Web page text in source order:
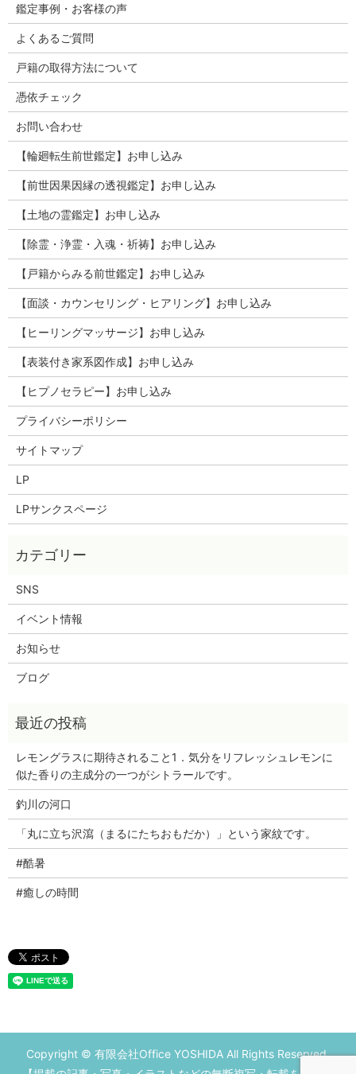
鑑定事例・お客様の声
よくあるご質問
戸籍の取得方法について
憑依チェック
お問い合わせ
【輪廻転生前世鑑定】お申し込み
【前世因果因縁の透視鑑定】お申し込み
【土地の霊鑑定】お申し込み
【除霊・浄霊・入魂・祈祷】お申し込み
【戸籍からみる前世鑑定】お申し込み
【面談・カウンセリング・ヒアリング】お申し込み
【ヒーリングマッサージ】お申し込み
【表装付き家系図作成】お申し込み
【ヒプノセラピー】お申し込み
プライバシーポリシー
サイトマップ
LP
LPサンクスページ
SNS
イベント情報
お知らせ
ブログ
レモングラスに期待されること1．気分をリフレッシュレモンに
似た香りの主成分の一つがシトラールです。
釣川の河口
「丸に立ち沢瀉（まるにたちおもだか）」という家紋です。
#酷暑
#癒しの時間
Copyright © 有限会社Office YOSHIDA All Rights Reserved.